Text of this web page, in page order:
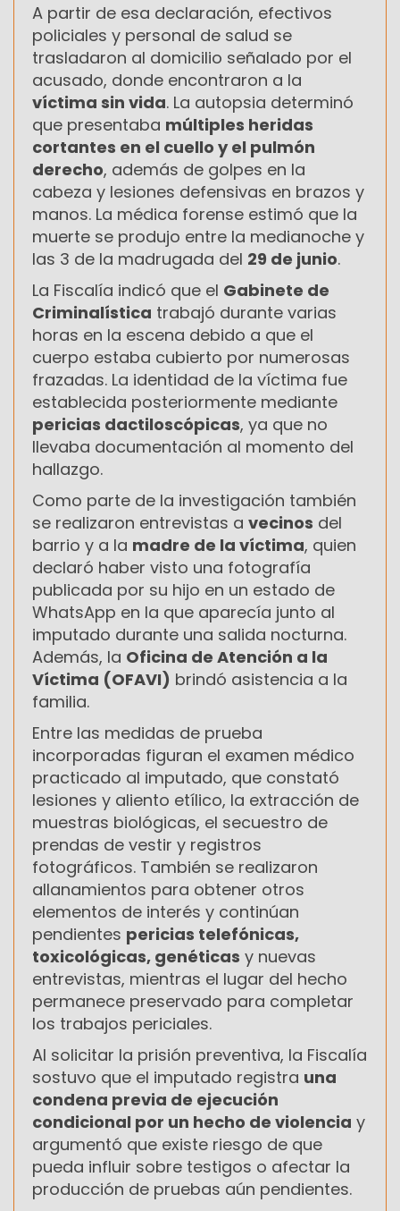
A partir de esa declaración, efectivos
policiales y personal de salud se
trasladaron al domicilio señalado por el
acusado, donde encontraron a la
víctima sin vida. La autopsia determinó
que presentaba múltiples heridas
cortantes en el cuello y el pulmón
derecho, además de golpes en la
cabeza y lesiones defensivas en brazos y
manos. La médica forense estimó que la
muerte se produjo entre la medianoche y
las 3 de la madrugada del 29 de junio.
La Fiscalía indicó que el Gabinete de
Criminalística trabajó durante varias
horas en la escena debido a que el
cuerpo estaba cubierto por numerosas
frazadas. La identidad de la víctima fue
establecida posteriormente mediante
pericias dactiloscópicas, ya que no
llevaba documentación al momento del
hallazgo.
Como parte de la investigación también
se realizaron entrevistas a vecinos del
barrio y a la madre de la víctima, quien
declaró haber visto una fotografía
publicada por su hijo en un estado de
WhatsApp en la que aparecía junto al
imputado durante una salida nocturna.
Además, la Oficina de Atención a la
Víctima (OFAVI) brindó asistencia a la
familia.
Entre las medidas de prueba
incorporadas figuran el examen médico
practicado al imputado, que constató
lesiones y aliento etílico, la extracción de
muestras biológicas, el secuestro de
prendas de vestir y registros
fotográficos. También se realizaron
allanamientos para obtener otros
elementos de interés y continúan
pendientes pericias telefónicas,
toxicológicas, genéticas y nuevas
entrevistas, mientras el lugar del hecho
permanece preservado para completar
los trabajos periciales.
Al solicitar la prisión preventiva, la Fiscalía
sostuvo que el imputado registra una
condena previa de ejecución
condicional por un hecho de violencia y
argumentó que existe riesgo de que
pueda influir sobre testigos o afectar la
producción de pruebas aún pendientes.